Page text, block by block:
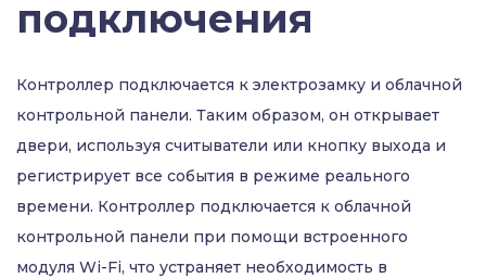
подключения
Контроллер подключается к электрозамку и облачной
контрольной панели. Таким образом, он открывает
двери, используя считыватели или кнопку выхода и
регистрирует все события в режиме реального
времени. Контроллер подключается к облачной
контрольной панели при помощи встроенного
модуля Wi-Fi, что устраняет необходимость в